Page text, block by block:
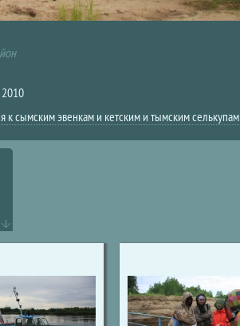
к сымским эвенкам и кетским и тымским селькупам